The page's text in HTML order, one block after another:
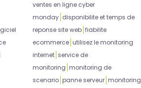
ventes en ligne cyber
monday disponibilite et temps de
reponse site web fiabilite
ecommerce utilisez le monitoring
internet service de
monitoring monitoring de
scenario panne serveur monitoring